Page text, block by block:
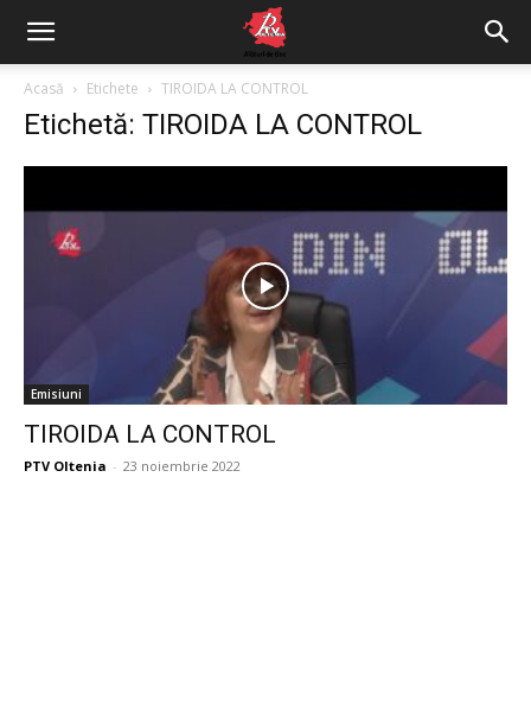
Acasă Etichete TIROIDA LA CONTROL
Etichetă: TIROIDA LA CONTROL
Emisiuni
TIROIDA LA CONTROL
PTV Oltenia - 23 noiembrie 2022